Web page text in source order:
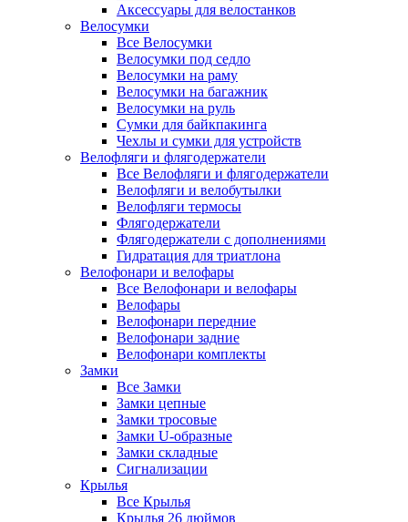
Аксессуары для велостанков
Велосумки
Все Велосумки
Велосумки под седло
Велосумки на раму
Велосумки на багажник
Велосумки на руль
Сумки для байкпакинга
Чехлы и сумки для устройств
Велофляги и флягодержатели
Все Велофляги и флягодержатели
Велофляги и велобутылки
Велофляги термосы
Флягодержатели
Флягодержатели с дополнениями
Гидратация для триатлона
Велофонари и велофары
Все Велофонари и велофары
Велофары
Велофонари передние
Велофонари задние
Велофонари комплекты
Замки
Все Замки
Замки цепные
Замки тросовые
Замки U-образные
Замки складные
Сигнализации
Крылья
Все Крылья
Крылья 26 дюймов